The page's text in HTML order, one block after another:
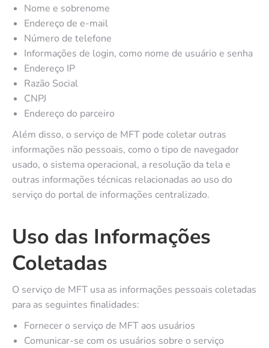
Nome e sobrenome
Endereço de e-mail
Número de telefone
Informações de login, como nome de usuário e senha
Endereço IP
Razão Social
CNPJ
Endereço do parceiro
Além disso, o serviço de MFT pode coletar outras
informações não pessoais, como o tipo de navegador
usado, o sistema operacional, a resolução da tela e
outras informações técnicas relacionadas ao uso do
serviço do portal de informações centralizado.
Uso das Informações
Coletadas
O serviço de MFT usa as informações pessoais coletadas
para as seguintes finalidades:
Fornecer o serviço de MFT aos usuários
Comunicar-se com os usuários sobre o serviço